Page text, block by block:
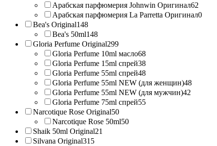
Арабская парфюмерия Johnwin Оригинал62
Арабская парфюмерия La Parretta Оригинал0
Bea's Original148
Bea's 50ml148
Gloria Perfume Original299
Gloria Perfume 10ml масло68
Gloria Perfume 15ml спрей38
Gloria Perfume 55ml спрей48
Gloria Perfume 55ml NEW (для женщин)48
Gloria Perfume 55ml NEW (для мужчин)42
Gloria Perfume 75ml спрей55
Narcotique Rose Original50
Narcotique Rose 50ml50
Shaik 50ml Original21
Silvana Original315